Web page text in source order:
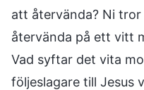
att återvända? Ni
återvända på ett vitt
Vad syftar det vita
följeslagare till Jesus